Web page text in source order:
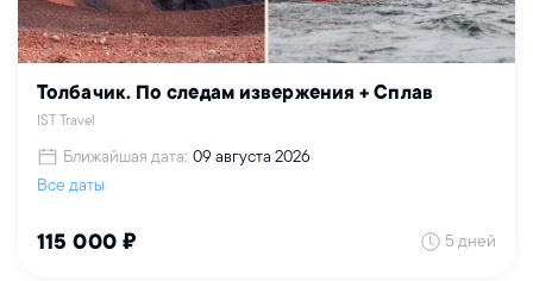
Толбачик. По следам извержения + Сплав
IST Travel
Ближайшая дата: 09 августа 2026
Все даты
115 000 ₽ 5 дней